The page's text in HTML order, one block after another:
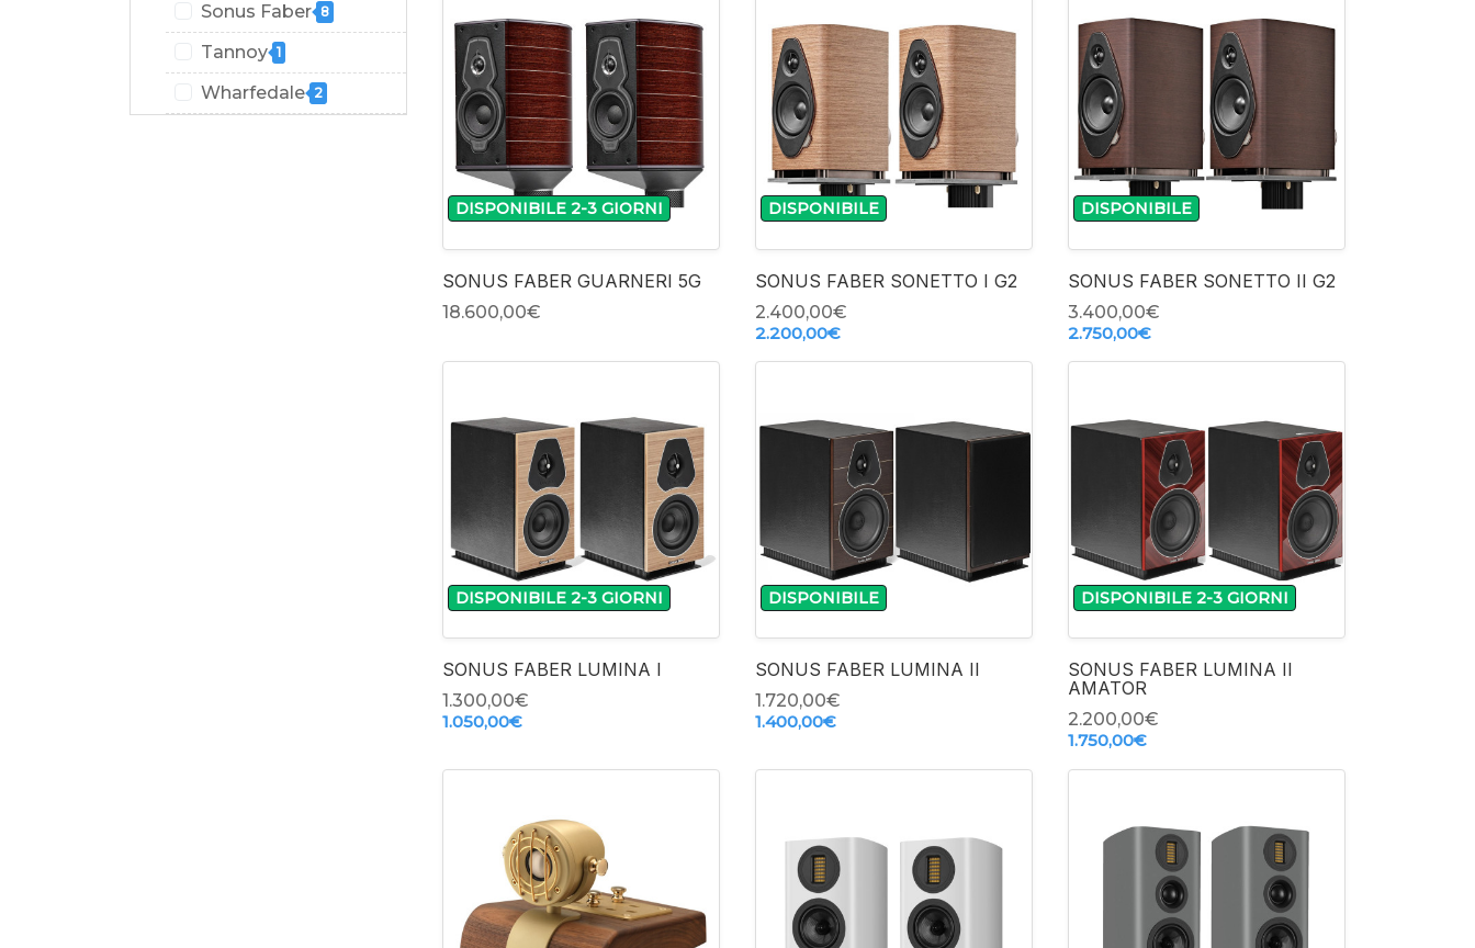
DISPONIBILE 2-3 GIORNI
SONUS FABER GUARNERI 5G
18.600,00‎€
DISPONIBILE
SONUS FABER SONETTO I G2
2.400,00‎€
2.200,00‎€
+
DISPONIBILE
SONUS FABER SONETTO II G2
3.400,00‎€
2.750,00‎€
-
+
DISPONIBILE 2-3 GIORNI
SONUS FABER LUMINA I
1.300,00‎€
1.050,00‎€
-
+
DISPONIBILE
SONUS FABER LUMINA II
1.720,00‎€
1.400,00‎€
-
+
DISPONIBILE 2-3 GIORNI
SONUS FABER LUMINA II
AMATOR
2.200,00‎€
1.750,00‎€
-
+
Sonus Faber 8
Tannoy 1
Wharfedale 2